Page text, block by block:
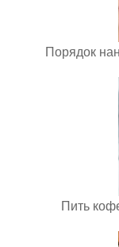
Порядок
Пить